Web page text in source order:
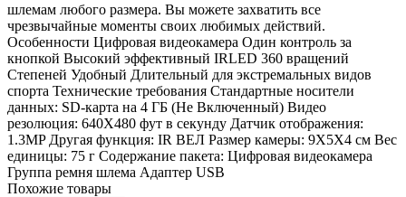
шлемам любого размера. Вы можете захватить все
чрезвычайные моменты своих любимых действий.
Особенности Цифровая видеокамера Один контроль за
кнопкой Высокий эффективный IRLED 360 вращений
Степеней Удобный Длительный для экстремальных видов
спорта Технические требования Стандартные носители
данных: SD-карта на 4 ГБ (Не Включенный) Видео
резолюция: 640X480 фут в секунду Датчик отображения:
1.3MP Другая функция: IR ВЕЛ Размер камеры: 9X5X4 см Вес
единицы: 75 г Содержание пакета: Цифровая видеокамера
Группа ремня шлема Адаптер USB
Похожие товары